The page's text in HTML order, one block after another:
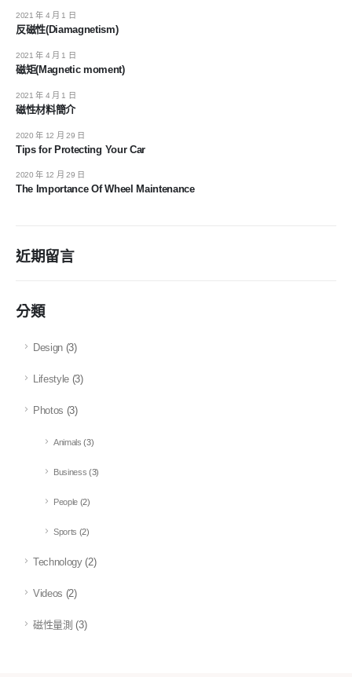
反磁性(Diamagnetism)
2021 年 4 月 1 日
磁矩(Magnetic moment)
2021 年 4 月 1 日
磁性材料簡介
2021 年 4 月 1 日
Tips for Protecting Your Car
2020 年 12 月 29 日
The Importance Of Wheel Maintenance
2020 年 12 月 29 日
近期留言
分類
Design (3)
Lifestyle (3)
Photos (3)
Animals (3)
Business (3)
People (2)
Sports (2)
Technology(2)
Videos (2)
磁性量測 (3)